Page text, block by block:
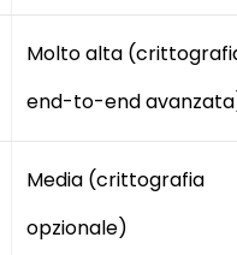
Molto alta
end-to-end
Media (crittografia
opzionale)